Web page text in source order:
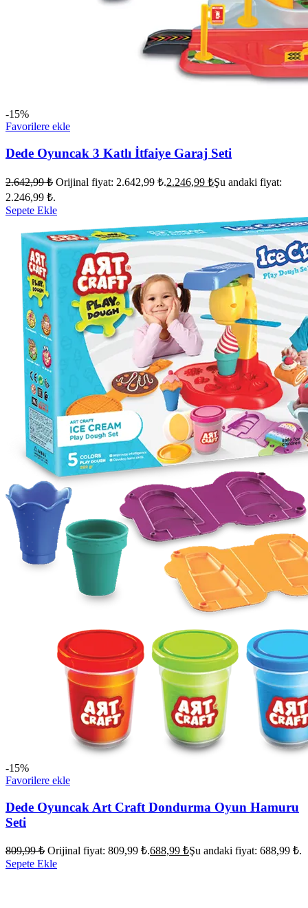
-15%
Favorilere ekle
Dede Oyuncak 3 Katlı İtfaiye Garaj Seti
2.642,99₺ Orijinal fiyat: 2.642,99 ₺.2.246,99 ₺Şu andaki fiyat:
2.246,99 ₺.
Sepete Ekle
-15%
Favorilere ekle
Dede Oyuncak Art Craft Dondurma Oyun Hamuru
Seti
809,99₺ Orijinal fiyat: 809,99 ₺.688,99 ₺Şu andaki fiyat: 688,99 ₺.
Sepete Ekle